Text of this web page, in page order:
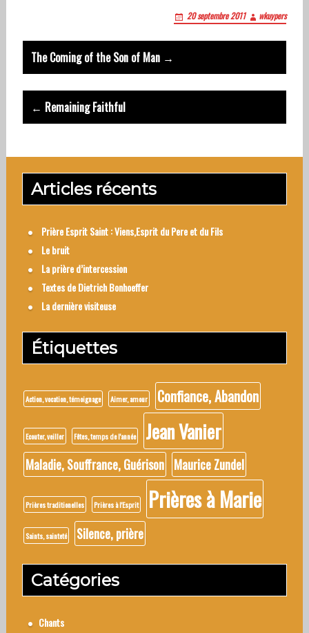
20 septembre 2011 wkuypers
Post
navigation
The Coming of the Son of Man →
← Remaining Faithful
Articles récents
Prière Esprit Saint : Viens,Esprit du Pere et du Fils
Le bruit
La prière d’intercession
Textes de Dietrich Bonhoeffer
La dernière visiteuse
Étiquettes
Action, vocation, témoignage Aimer, amour Confiance, Abandon
Ecouter, veiller Fêtes, temps de l'année Jean Vanier
Maladie, Souffrance, Guérison Maurice Zundel
Prières traditionelles Prières à l'Esprit Prières à Marie
Saints, sainteté Silence, prière
Catégories
Chants